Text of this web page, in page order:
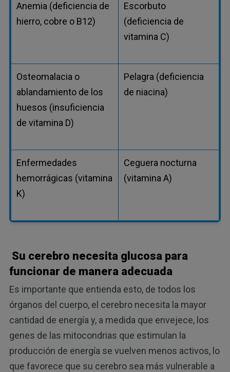
Anemia (deficiencia de
hierro, cobre o B12)
Escorbuto
(deficiencia de
vitamina C)
Osteomalacia o
ablandamiento de los
huesos (insuficiencia
de vitamina D)
Pelagra (deficiencia
de niacina)
Enfermedades
hemorrágicas (vitamina
K)
Ceguera nocturna
(vitamina A)
Su cerebro necesita glucosa para
funcionar de manera adecuada
Es importante que entienda esto, de todos los
órganos del cuerpo, el cerebro necesita la mayor
cantidad de energía y, a medida que envejece, los
genes de las mitocondrias que estimulan la
producción de energía se vuelven menos activos, lo
que favorece que su cerebro sea más vulnerable a